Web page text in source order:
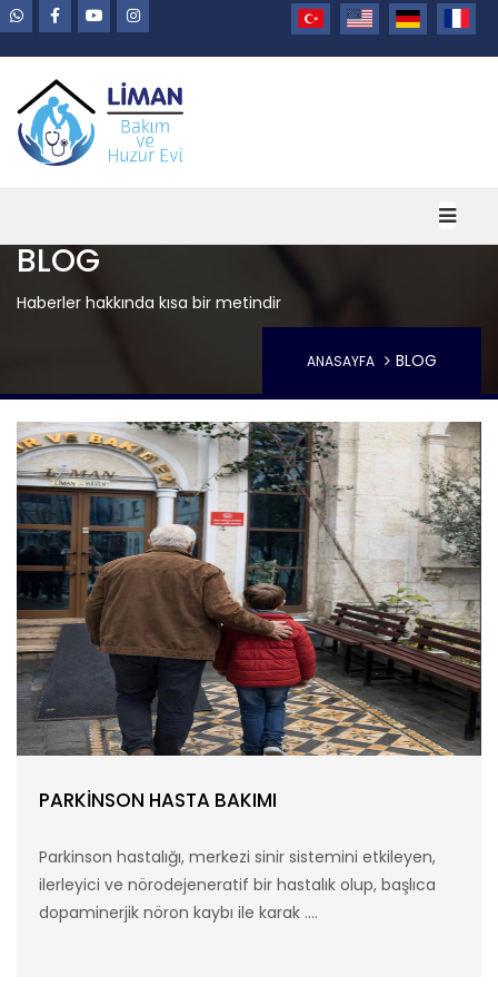
BLOG
Haberler hakkında kısa bir metindir
ANASAYFA BLOG
PARKİNSON HASTA BAKIMI
Parkinson hastalığı, merkezi sinir sistemini etkileyen,
ilerleyici ve nörodejeneratif bir hastalık olup, başlıca
dopaminerjik nöron kaybı ile karak ....